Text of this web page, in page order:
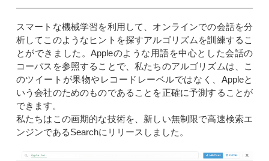
スマートな機械学習を利用して、オンラインでの会話を分
析してこのようなヒントを探すアルゴリズムを訓練するこ
とができました。Appleのような用語を中心とした会話の
コーパスを参照することで、私たちのアルゴリズムは、こ
のツイートが果物やレコードレーベルではなく、Appleと
いう会社のためのものであることを正確に予測することが
できます。
私たちはこの画期的な技術を、新しい無制限で高速検索エ
ンジンであるSearchにリリースしました。